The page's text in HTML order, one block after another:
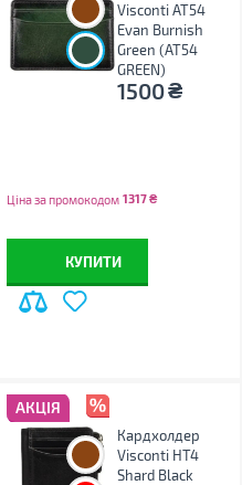
Visconti AT54
Evan Burnish
Green (AT54
GREEN)
1500₴
Ціна за промокодом 1317₴
КУПИТИ
АКЦІЯ
Кардхолдер
Visconti HT4
Shard Black